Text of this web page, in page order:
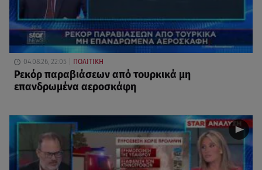
04.08.26, 22:05 ΠΟΛΙΤΙΚΗ
Ρεκόρ παραβιάσεων από τουρκικά μη
επανδρωμένα αεροσκάφη